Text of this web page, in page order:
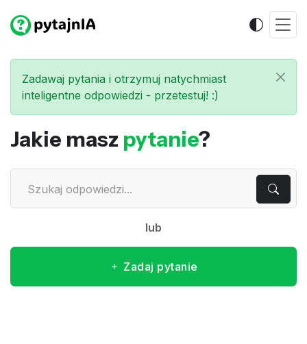
Zadawaj pytania i otrzymuj natychmiast
inteligentne odpowiedzi - przetestuj! :)
Jakie masz pytanie?
lub
Zadaj pytanie